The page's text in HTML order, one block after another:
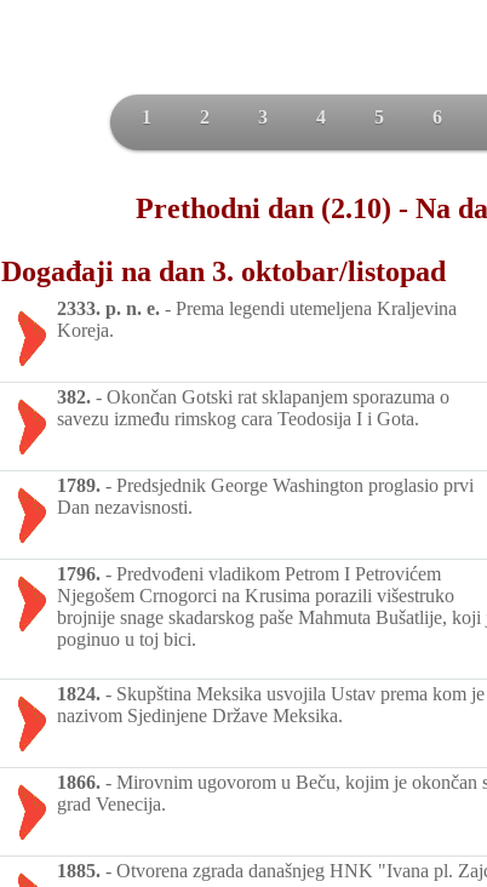
1 2 3 4 5 6
Prethodni dan (2.10) - Na
Događaji na dan 3. oktobar/listopad
2333. p. n. e. - Prema legendi utemeljena Kraljevina
Koreja.
382. - Okončan Gotski rat sklapanjem sporazuma o
savezu između rimskog cara Teodosija I i Gota.
1789. - Predsjednik George Washington proglasio prvi
Dan nezavisnosti.
1796. - Predvođeni vladikom Petrom I Petrovićem
Njegošem Crnogorci na Krusima porazili višestruko
brojnije snage skadarskog paše Mahmuta Bušatlije, koji
poginuo u toj bici.
1824. - Skupština Meksika usvojila Ustav prema kom
nazivom Sjedinjene Države Meksika.
1866. - Mirovnim ugovorom u Beču, kojim je okončan
grad Venecija.
1885. - Otvorena zgrada današnjeg HNK "Ivana pl.